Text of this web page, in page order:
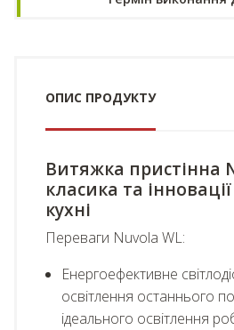
ОПИС ПРОДУКТУ
Витяжка пристінна
класика та
кухні
Переваги Nuvola WL:
Енергоефективне
освітлення останнього
ідеального освітлення